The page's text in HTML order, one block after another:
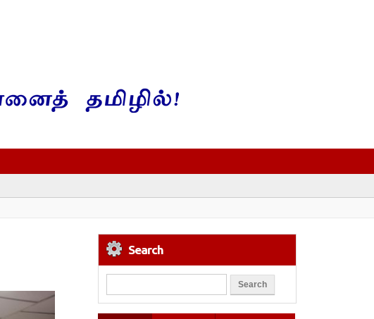
Search